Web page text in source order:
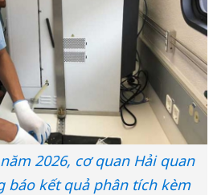
2026, cơ quan Hải quan
báo kết quả phân tích kèm